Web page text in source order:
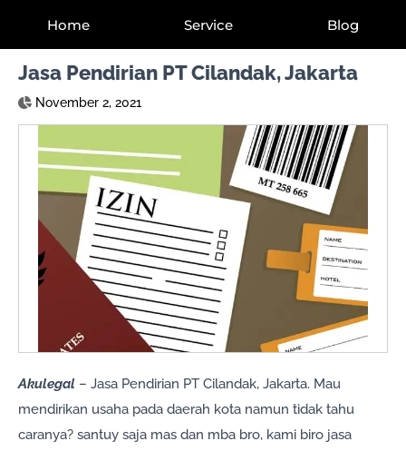
Home Service Blog
Jasa Pendirian PT Cilandak, Jakarta
November 2, 2021
Akulegal – Jasa Pendirian PT Cilandak, Jakarta. Mau
mendirikan usaha pada daerah kota namun tidak tahu
caranya? santuy saja mas dan mba bro, kami biro jasa